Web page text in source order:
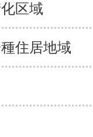
区域
住居地域